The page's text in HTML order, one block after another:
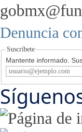
Denuncia
Suscríbete
Mantente informado.